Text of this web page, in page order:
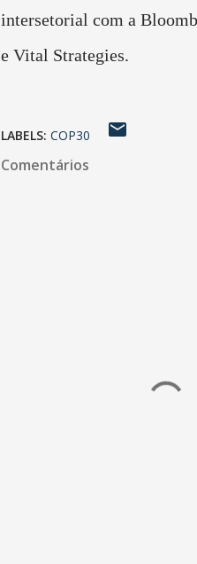
intersetorial com a
e Vital Strategies.
LABELS: COP30
Comentários